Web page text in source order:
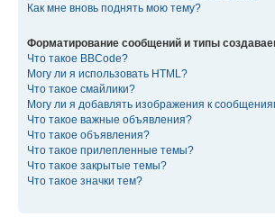
Как мне вновь поднять мою тему?
Форматирование сообщений и типы
Что такое BBCode?
Могу ли я использовать HTML?
Что такое смайлики?
Могу ли я добавлять изображения к
Что такое важные объявления?
Что такое объявления?
Что такое прилепленные темы?
Что такое закрытые темы?
Что такое значки тем?